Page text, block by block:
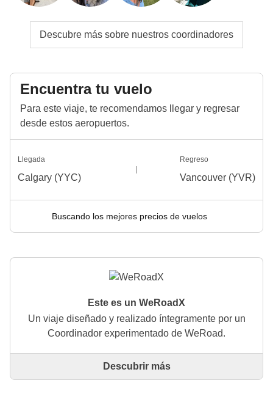
Descubre más sobre nuestros coordinadores
Encuentra tu vuelo
Para este viaje, te recomendamos llegar y regresar
desde estos aeropuertos.
Llegada
Calgary (YYC)
Regreso
Vancouver (YVR)
Buscando los mejores precios de vuelos
Este es un WeRoadX
Un viaje diseñado y realizado íntegramente por un
Coordinador experimentado de WeRoad.
Este es un viaje diseñado y realizado íntegramente
Descubrir más